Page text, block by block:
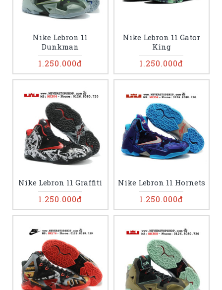
Nike Lebron 11
Dunkman
1.250.000đ
Nike Lebron 11 Gator
King
1.250.000đ
Nike Lebron 11 Graffiti
1.250.000đ
Nike Lebron 11 Hornets
1.250.000đ